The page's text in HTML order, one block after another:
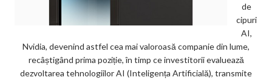
de
cipuri
AI,
Nvidia, devenind astfel cea mai valoroasă companie din lume,
recâștigând prima poziție, în timp ce investitorii evaluează
dezvoltarea tehnologiilor AI (Inteligența Artificială), transmite